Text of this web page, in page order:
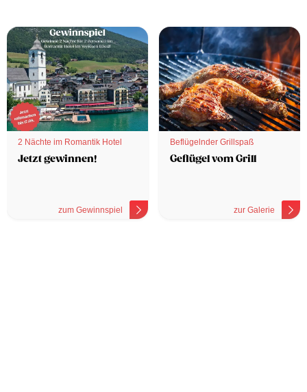
2 Nächte im Romantik Hotel
Jetzt gewinnen!
zum Gewinnspiel
Beflügelnder Grillspaß
Geflügel vom Grill
zur Galerie